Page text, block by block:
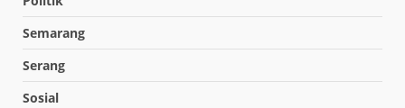
Semarang
Serang
Sosial